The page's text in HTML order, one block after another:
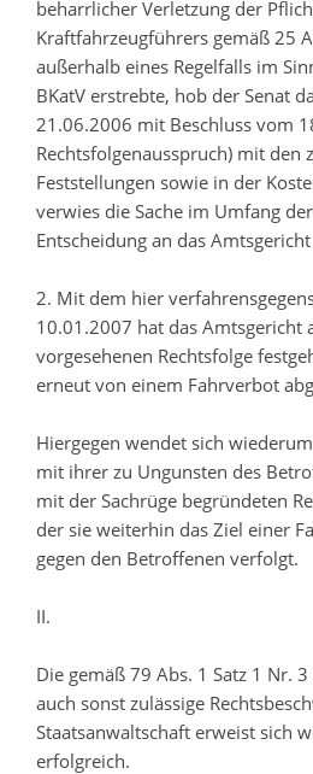
beharrlicher Verletzung der
Kraftfahrzeugführers gemäß 25
außerhalb eines Regelfalls im
BKatV erstrebte, hob der Senat
21.06.2006 mit Beschluss vom
Rechtsfolgenausspruch) mit den
Feststellungen sowie in der
verwies die Sache im Umfang
Entscheidung an das
2. Mit dem hier
10.01.2007 hat das Amtsgericht
vorgesehenen Rechtsfolge
erneut von einem Fahrverbot
Hiergegen wendet sich
mit ihrer zu Ungunsten des
mit der Sachrüge begründeten
der sie weiterhin das Ziel einer
gegen den Betroffenen verfolgt.
II.
Die gemäß 79 Abs. 1 Satz 1 Nr.
auch sonst zulässige
Staatsanwaltschaft erweist sich
erfolgreich.